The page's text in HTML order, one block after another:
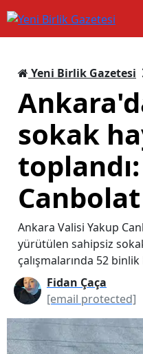
Yeni Birlik Gazetesi
sokak
Canbolat
Ankara Valisi Yakup
yürütülen sahipsiz
çalışmalarında 52 binlik
Fidan Çaça
[email protected]